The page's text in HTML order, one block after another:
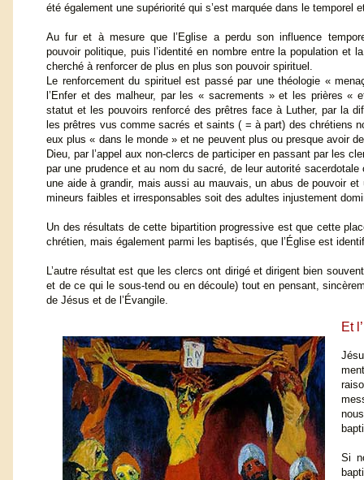
été également une supériorité qui s’est marquée dans le temporel
Au fur et à mesure que l’Eglise a perdu son influence
pouvoir politique, puis l’identité en nombre entre la population et
cherché à renforcer de plus en plus son pouvoir spirituel.
Le renforcement du spirituel est passé par une théologie «
l’Enfer et des malheur, par les « sacrements » et les prières «
statut et les pouvoirs renforcé des prêtres face à Luther, par la
les prêtres vus comme sacrés et saints ( = à part) des chrétiens
eux plus « dans le monde » et ne peuvent plus ou presque avoir
Dieu, par l’appel aux non-clercs de participer en passant par les
par une prudence et au nom du sacré, de leur autorité
une aide à grandir, mais aussi au mauvais, un abus de pouvoir
mineurs faibles et irresponsables soit des adultes injustement
Un des résultats de cette bipartition progressive est que cette
chrétien, mais également parmi les baptisés, que l’Église est
L’autre résultat est que les clercs ont dirigé et dirigent bien
et de ce qui le sous-tend ou en découle) tout en pensant,
de Jésus et de l’Évangile.
Et
Si